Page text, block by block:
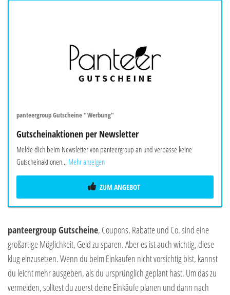
panteergroup Gutscheine "Werbung"
Gutscheinaktionen per Newsletter
Melde dich beim Newsletter von panteergroup an und verpasse keine
Gutscheinaktionen... Mehr anzeigen
ZUM ANGEBOT
panteergroup Gutscheine, Coupons, Rabatte und Co. sind eine
großartige Möglichkeit, Geld zu sparen. Aber es ist auch wichtig, diese
klug einzusetzen. Wenn du beim Einkaufen nicht vorsichtig bist, kannst
du leicht mehr ausgeben, als du ursprünglich geplant hast. Um das zu
vermeiden, solltest du zuerst deine Einkäufe planen und dann nach